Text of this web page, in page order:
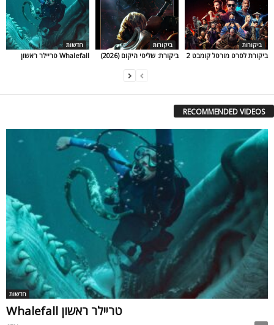
חדשות
Whalefall טריילר ראשון
ביקורות
ביקורת: שליטי היקום (2026)
ביקורות
ביקורת לסרט מורטל קומבט 2
RECOMMENDED VIDEOS
חדשות
Whalefall טריילר ראשון